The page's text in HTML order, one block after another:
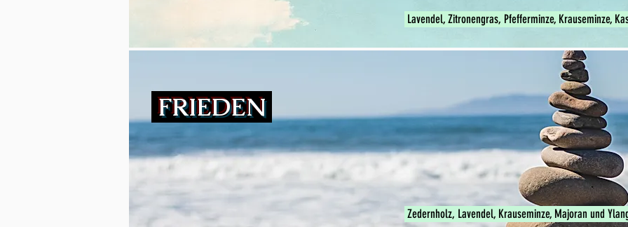
Lavendel, Zitronengras, Pfefferminze, Krauseminze,
FRIEDEN
Zedernholz, Lavendel, Krauseminze, Majoran und